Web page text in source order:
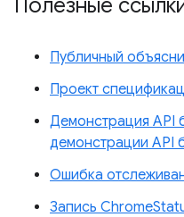
Публичный
Проект
Демонстрация API
демонстрации API
Ошибка
Запись